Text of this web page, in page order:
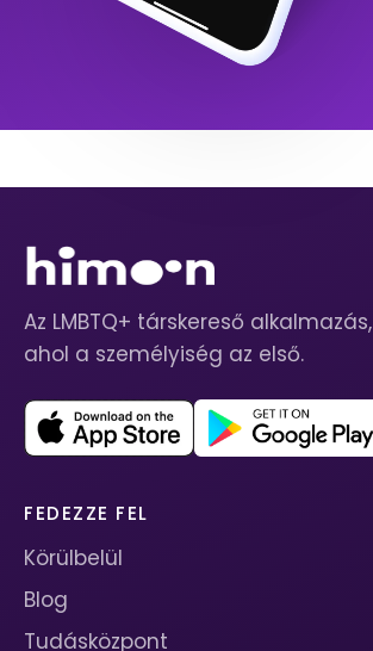
Az LMBTQ+ társkereső alkalmazás,
ahol a személyiség az első.
FEDEZZE FEL
Körülbelül
Blog
Tudásközpont